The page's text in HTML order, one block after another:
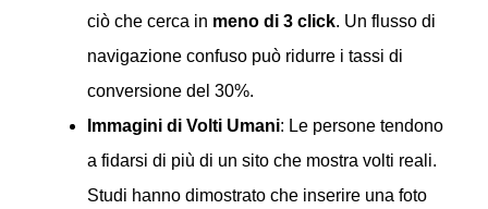
ciò che cerca in meno di 3 click. Un flusso di
navigazione confuso può ridurre i tassi di
conversione del 30%.
Immagini di Volti Umani: Le persone tendono
a fidarsi di più di un sito che mostra volti reali.
Studi hanno dimostrato che inserire una foto